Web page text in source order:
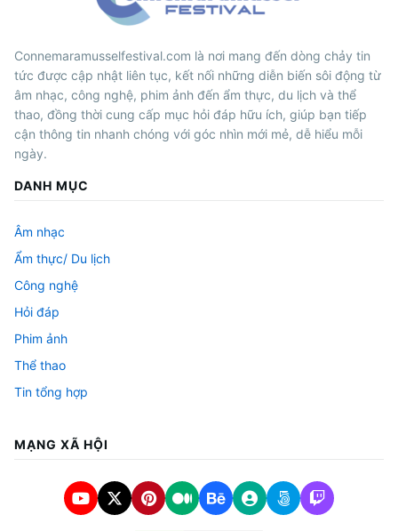
Connemaramusselfestival.com là nơi mang đến dòng chảy tin
tức được cập nhật liên tục, kết nối những diễn biến sôi động từ
âm nhạc, công nghệ, phim ảnh đến ẩm thực, du lịch và thể
thao, đồng thời cung cấp mục hỏi đáp hữu ích, giúp bạn tiếp
cận thông tin nhanh chóng với góc nhìn mới mẻ, dễ hiểu mỗi
ngày.
DANH MỤC
Âm nhạc
Ẩm thực/ Du lịch
Công nghệ
Hỏi đáp
Phim ảnh
Thể thao
Tin tổng hợp
MẠNG XÃ HỘI